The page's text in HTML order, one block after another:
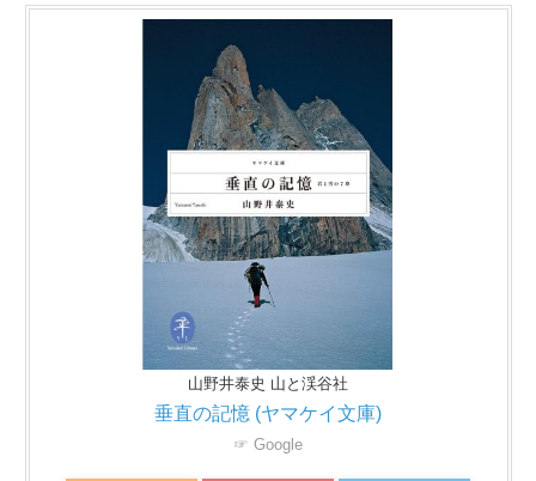
山野井泰史 山と渓谷社
垂直の記憶 (ヤマケイ文庫)
☞ Google